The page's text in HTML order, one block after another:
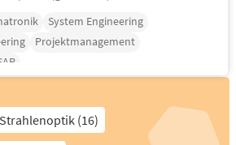
System Engineering
Projektmanagement
Strahlenoptik (16)